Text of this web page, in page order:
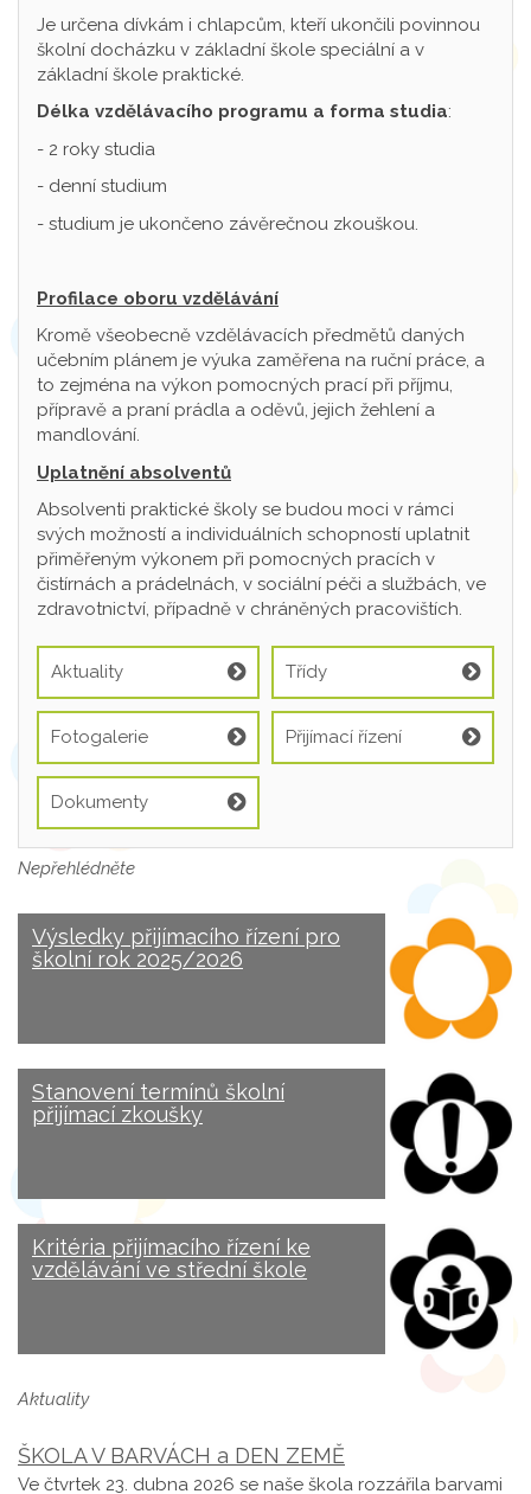
Je určena dívkám i chlapcům, kteří ukončili povinnou
školní docházku v základní škole speciální a v
základní škole praktické.
Délka vzdělávacího programu a forma studia:
- 2 roky studia
- denní studium
- studium je ukončeno závěrečnou zkouškou.
Profilace oboru vzdělávání
Kromě všeobecně vzdělávacích předmětů daných
učebním plánem je výuka zaměřena na ruční práce, a
to zejména na výkon pomocných prací při příjmu,
přípravě a praní prádla a oděvů, jejich žehlení a
mandlování.
Uplatnění absolventů
Absolventi praktické školy se budou moci v rámci
svých možností a individuálních schopností uplatnit
přiměřeným výkonem při pomocných pracích v
čistírnách a prádelnách, v sociální péči a službách, ve
zdravotnictví, případně v chráněných pracovištích.
Aktuality Třídy
Fotogalerie Přijímací řízení
Dokumenty
Nepřehlédněte
Výsledky přijímacího řízení pro
školní rok 2025/2026
Stanovení termínů školní
přijímací zkoušky
Kritéria přijímacího řízení ke
vzdělávání ve střední škole
Aktuality
ŠKOLA V BARVÁCH a DEN ZEMĚ
Ve čtvrtek 23. dubna 2026 se naše škola rozzářila barvami